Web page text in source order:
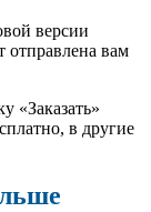
версии
отправлена вам
«Заказать»
в другие